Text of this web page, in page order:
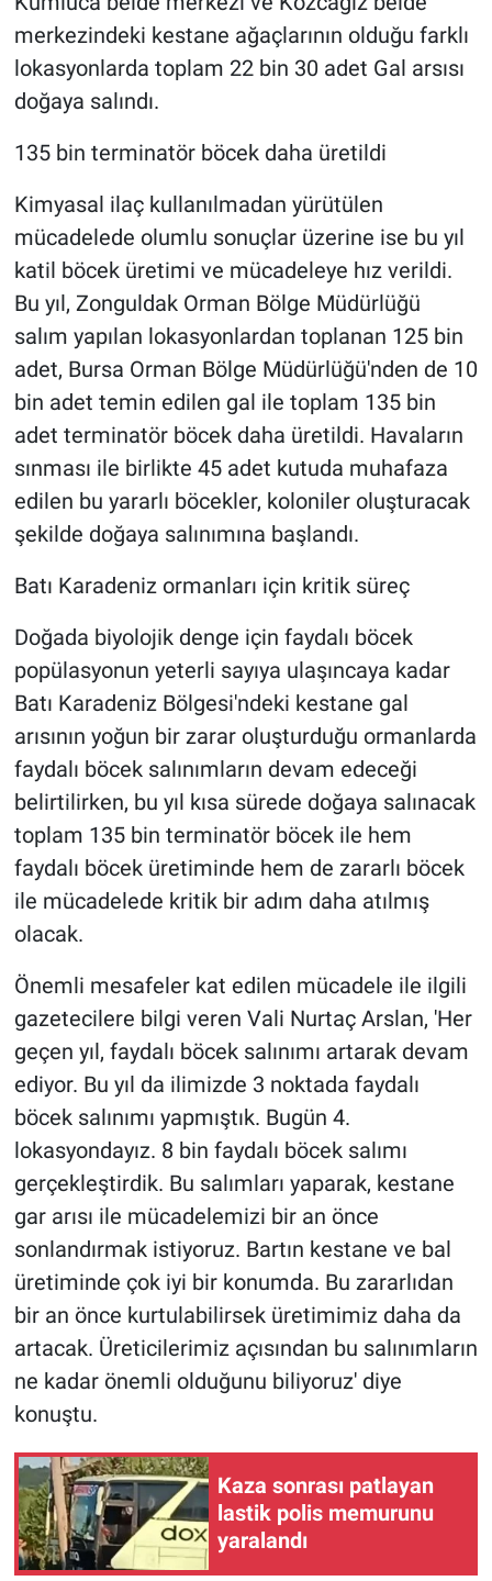
merkezindeki kestane ağaçlarının olduğu farklı
lokasyonlarda toplam 22 bin 30 adet Gal arsısı
doğaya salındı.
135 bin terminatör böcek daha üretildi
Kimyasal ilaç kullanılmadan yürütülen
mücadelede olumlu sonuçlar üzerine ise bu yıl
katil böcek üretimi ve mücadeleye hız verildi.
Bu yıl, Zonguldak Orman Bölge Müdürlüğü
salım yapılan lokasyonlardan toplanan 125 bin
adet, Bursa Orman Bölge Müdürlüğü'nden de 10
bin adet temin edilen gal ile toplam 135 bin
adet terminatör böcek daha üretildi. Havaların
sınması ile birlikte 45 adet kutuda muhafaza
edilen bu yararlı böcekler, koloniler oluşturacak
şekilde doğaya salınımına başlandı.
Batı Karadeniz ormanları için kritik süreç
Doğada biyolojik denge için faydalı böcek
popülasyonun yeterli sayıya ulaşıncaya kadar
Batı Karadeniz Bölgesi'ndeki kestane gal
arısının yoğun bir zarar oluşturduğu ormanlarda
faydalı böcek salınımların devam edeceği
belirtilirken, bu yıl kısa sürede doğaya salınacak
toplam 135 bin terminatör böcek ile hem
faydalı böcek üretiminde hem de zararlı böcek
ile mücadelede kritik bir adım daha atılmış
olacak.
Önemli mesafeler kat edilen mücadele ile ilgili
gazetecilere bilgi veren Vali Nurtaç Arslan, 'Her
geçen yıl, faydalı böcek salınımı artarak devam
ediyor. Bu yıl da ilimizde 3 noktada faydalı
böcek salınımı yapmıştık. Bugün 4.
lokasyondayız. 8 bin faydalı böcek salımı
gerçekleştirdik. Bu salımları yaparak, kestane
gar arısı ile mücadelemizi bir an önce
sonlandırmak istiyoruz. Bartın kestane ve bal
üretiminde çok iyi bir konumda. Bu zararlıdan
bir an önce kurtulabilirsek üretimimiz daha da
artacak. Üreticilerimiz açısından bu salınımların
ne kadar önemli olduğunu biliyoruz' diye
konuştu.
Kaza sonrası patlayan
lastik polis memurunu
yaralandı